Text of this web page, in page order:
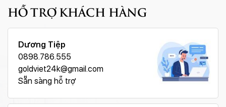
HỖ TRỢ KHÁCH HÀNG
Dương Tiệp
0898.786.555
goldviet24k@gmail.com
Sẵn sàng hỗ trợ